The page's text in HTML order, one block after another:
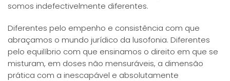
somos indefectivelmente diferentes.
Diferentes pelo empenho e consistência com que
abraçamos o mundo jurídico da lusofonia. Diferentes
pelo equilíbrio com que ensinamos o direito em que se
misturam, em doses não mensuráveis, a dimensão
prática com a inescapável e absolutamente